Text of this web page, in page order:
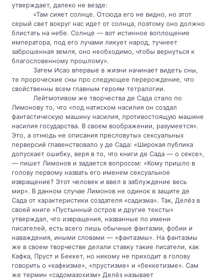
утверждает, далеко не везде:
«Там сияет солнце. Отсюда его не видно, но этот
серый свет вокруг нас идет от солнца, поэтому оно должно
блистать на небе. Солнце — вот истинное воплощение
императора, под его лучами ликует народ, тучнеет
заброшенная земля, оно необходимо, чтобы вернуться к
благословенному прошлому».
Затем Исао впервые в жизни начинает видеть сны,
те пророческие сны про следующее перерождение, что
свойственны всем главным героям тетралогии.
Лейтмотивом же творчества де Сада стало по
Лимонову то, что «под натиском насилия он создал
фантастическую машину насилия, противостоящую машине
насилия государства. В своем воображении, разумеется».
Это, а отнюдь не описания пресловутых сексуальных
перверсий главенствовало у де Сада: «Широкая публика
допускает ошибку, веря в то, что книги де Сада — о сексе»,
— пишет Лимонов и задается вопросом: «Кому пришло в
голову первому назвать его именем сексуальное
извращение? Этот человек и ввел в заблуждение весь
мир». В данном случае Лимонов не одинок в защите де
Сада от характеристики создателя «садизма». Так, Делёз в
своей книге «Пустынный остров и другие тексты»
утверждал, что извращения, названные по имени
писателей, есть всего лишь обычные фантазии, фобии и
наваждения, иными словами — «фантазмы». На фантазмы
же в своем творчестве делали ставку такие писатели, как
Кафка, Пруст и Беккет, но никому не приходит в голову
говорить о «кафкизме», «прустизме» и «беккетизме». Сам
же термин «садомазохизм» Делёз называет